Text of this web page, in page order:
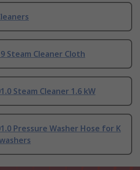
Steam Cleaner Cloth
Steam Cleaner 1.6 kW
Pressure Washer Hose for K